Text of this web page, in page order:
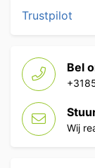
Trustpilot
Bel
Wij